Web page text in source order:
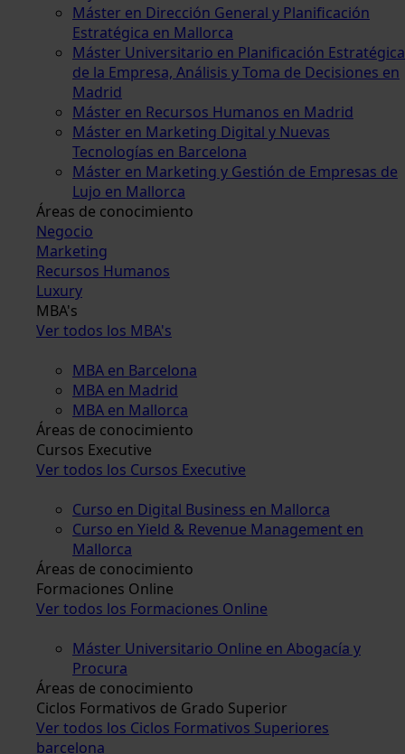
Máster en Dirección General y Planificación
Estratégica en Mallorca
Máster Universitario en Planificación Estratégica
de la Empresa, Análisis y Toma de Decisiones en
Madrid
Máster en Recursos Humanos en Madrid
Máster en Marketing Digital y Nuevas
Tecnologías en Barcelona
Máster en Marketing y Gestión de Empresas de
Lujo en Mallorca
Áreas de conocimiento
Negocio
Marketing
Recursos Humanos
Luxury
MBA's
Ver todos los MBA's
MBA en Barcelona
MBA en Madrid
MBA en Mallorca
Áreas de conocimiento
Cursos Executive
Ver todos los Cursos Executive
Curso en Digital Business en Mallorca
Curso en Yield & Revenue Management en
Mallorca
Áreas de conocimiento
Formaciones Online
Ver todos los Formaciones Online
Máster Universitario Online en Abogacía y
Procura
Áreas de conocimiento
Ciclos Formativos de Grado Superior
Ver todos los Ciclos Formativos Superiores
barcelona